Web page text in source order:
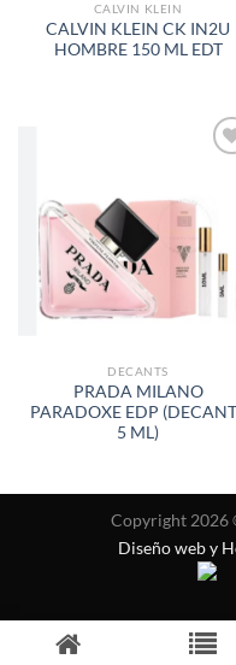
CALVIN KLEIN
CALVIN KLEIN CK IN2U
HOMBRE 150 ML EDT
LISTA
DESEOS
DECANTS
PRADA MILANO
PARADOXE EDP
5 ML)
Copyright 2026
Diseño web y